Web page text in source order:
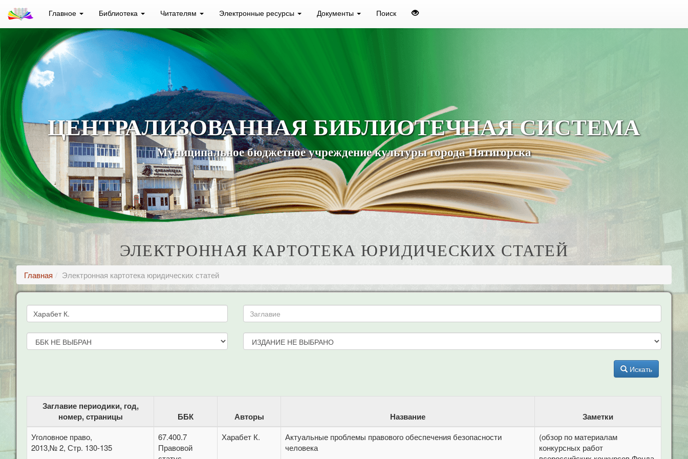
Главное Библиотека Читателям Электронные ресурсы Документы Поиск
ЦЕНТРАЛИЗОВАННАЯ БИБЛИОТЕЧНАЯ СИСТЕМА
Муниципальное бюджетное учреждение культуры города Пятигорска
ЭЛЕКТРОННАЯ КАРТОТЕКА ЮРИДИЧЕСКИХ СТАТЕЙ
Главная Электронная картотека юридических статей
Искать
Заглавие периодики, год,
номер, страницы
ББК Авторы Название Заметки
Уголовное право,
2013,№ 2, Стр. 130-135
67.400.7
Правовой
Харабет К.
Актуальные проблемы правового обеспечения безопасности
человека
(обзор по материалам
конкурсных работ